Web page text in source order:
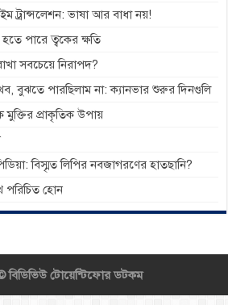
ট্রান্সলেশন: ভাষা আর বাধা নয়!
হতে পারে ত্বকের ক্ষতি
সবচেয়ে নিরাপদ?
বুঝতে পারছিলাম না: ক্যানভার শুরুর দিনগুলি
প্রাকৃতিক উপায়
বিস্মৃত লিপির নবজাগরণের হাতছানি?
পরিচিত হোন
বিডিভিউ টোয়েন্টিফোর ডটকম